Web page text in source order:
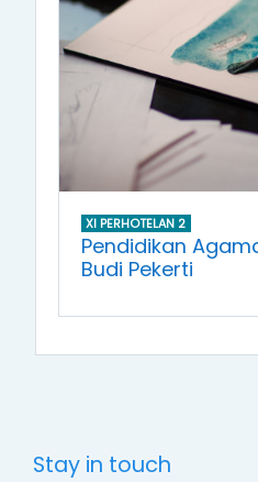
XI PERHOTELAN 2
Pendidikan
Budi Pekerti
Stay in touch